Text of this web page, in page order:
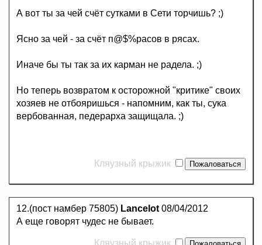
А вот ты за чей счёт сутками в Сети торчишь? ;)
Ясно за чей - за счёт п@$%расов в рясах.
Иначе бы ты так за их карман не радела. ;)
Но теперь возвратом к осторожной "критике" своих
хозяев не отбояришься - напомним, как ты, сука
вербованная, педерарха защищала. ;)
Кляузный крыжик
12.(пост намбер 75805) Lancelot 08/04/2012
А еще говорят чудес не бывает.